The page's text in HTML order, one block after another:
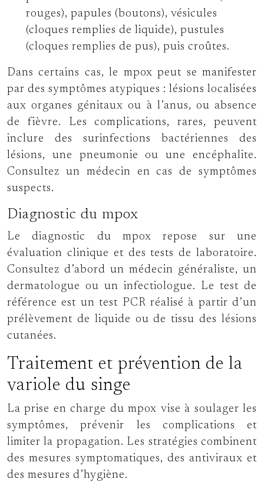
rouges), papules (boutons), vésicules
(cloques remplies de liquide), pustules
(cloques remplies de pus), puis croûtes.
Dans certains cas, le mpox peut se manifester
par des symptômes atypiques : lésions localisées
aux organes génitaux ou à l’anus, ou absence
de fièvre. Les complications, rares, peuvent
inclure des surinfections bactériennes des
lésions, une pneumonie ou une encéphalite.
Consultez un médecin en cas de symptômes
suspects.
Diagnostic du mpox
Le diagnostic du mpox repose sur une
évaluation clinique et des tests de laboratoire.
Consultez d’abord un médecin généraliste, un
dermatologue ou un infectiologue. Le test de
référence est un test PCR réalisé à partir d’un
prélèvement de liquide ou de tissu des lésions
cutanées.
Traitement et prévention de la
variole du singe
La prise en charge du mpox vise à soulager les
symptômes, prévenir les complications et
limiter la propagation. Les stratégies combinent
des mesures symptomatiques, des antiviraux et
des mesures d’hygiène.